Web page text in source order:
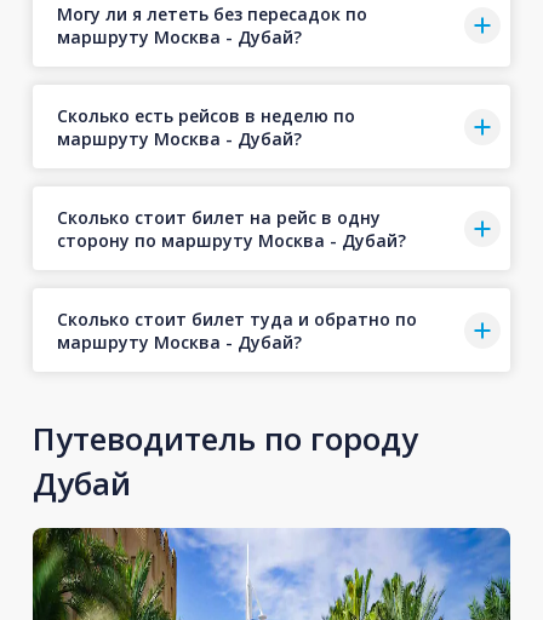
Могу ли я лететь без пересадок по
маршруту Москва - Дубай?
Сколько есть рейсов в неделю по
маршруту Москва - Дубай?
Сколько стоит билет на рейс в одну
сторону по маршруту Москва - Дубай?
Сколько стоит билет туда и обратно по
маршруту Москва - Дубай?
Путеводитель по городу
Дубай